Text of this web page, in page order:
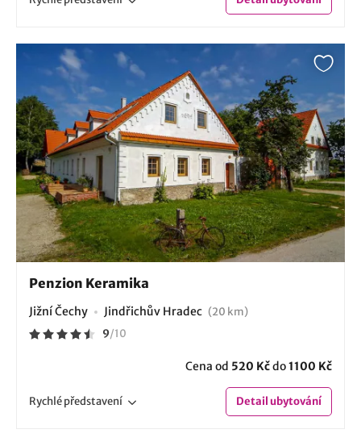
Penzion Keramika
Jižní Čechy Jindřichův Hradec (20 km)
9/10
Cena od 520 Kčdo1100 Kč
Rychlépředstavení Detailubytování